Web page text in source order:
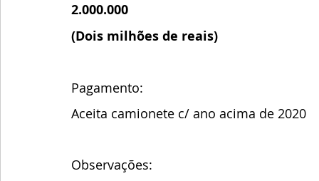
2.000.000
(Dois milhões de reais)
Pagamento:
Aceita camionete c/ ano acima de 2020
Observações: